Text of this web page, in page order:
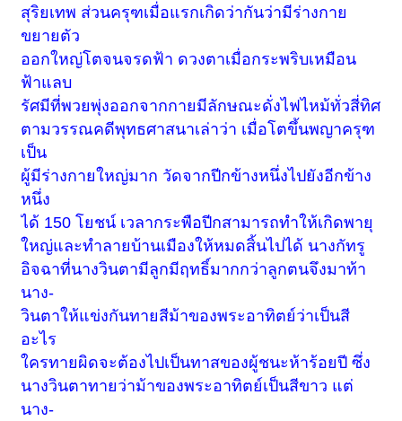
สุริยเทพ ส่วนครุฑเมื่อแรกเกิดว่ากันว่ามีร่างกาย
ขยายตัว
ออกใหญ่โตจนจรดฟ้า ดวงตาเมื่อกระพริบเหมือน
ฟ้าแลบ
รัศมีที่พวยพุ่งออกจากกายมีลักษณะดั่งไฟไหม้ทั่วสี่ทิศ
ตามวรรณคดีพุทธศาสนาเล่าว่า เมื่อโตขึ้นพญาครุฑ
เป็น
ผู้มีร่างกายใหญ่มาก วัดจากปีกข้างหนึ่งไปยังอีกข้าง
หนึ่ง
ได้ 150 โยชน์ เวลากระพือปีกสามารถทำให้เกิดพายุ
ใหญ่และทำลายบ้านเมืองให้หมดสิ้นไปได้ นางกัทรู
อิจฉาที่นางวินตามีลูกมีฤทธิ์มากกว่าลูกตนจึงมาท้า
นาง-
วินตาให้แข่งกันทายสีม้าของพระอาทิตย์ว่าเป็นสี
อะไร
ใครทายผิดจะต้องไปเป็นทาสของผู้ชนะห้าร้อยปี ซึ่ง
นางวินตาทายว่าม้าของพระอาทิตย์เป็นสีขาว แต่
นาง-